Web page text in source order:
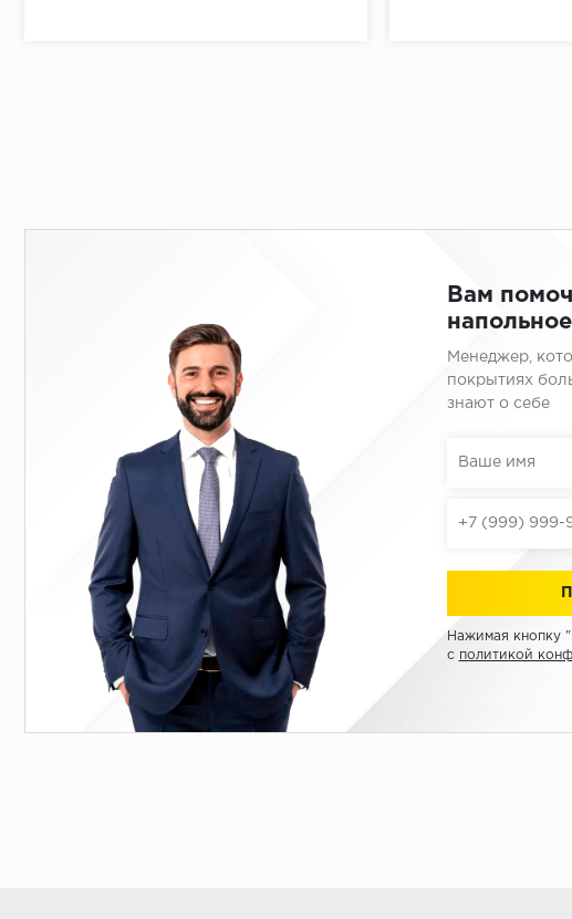
Вам
Менеджер,
покрытиях
знают о себе
Нажимая кнопку
с политикой